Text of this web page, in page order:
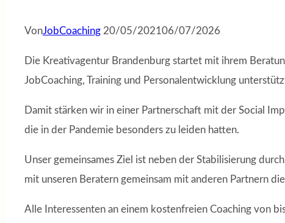
VonJobCoaching 20/05/202106/07/2026
Die Kreativagentur Brandenburg startet mit ihrem
JobCoaching, Training und Personalentwicklung
Damit stärken wir in einer Partnerschaft mit der Social
die in der Pandemie besonders zu leiden hatten.
Unser gemeinsames Ziel ist neben der Stabilisierung
mit unseren Beratern gemeinsam mit anderen Partnern
Alle Interessenten an einem kostenfreien Coaching von